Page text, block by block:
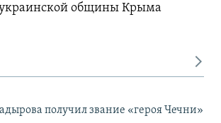
общины Крыма
получил звание «героя Чечни»